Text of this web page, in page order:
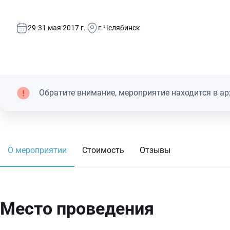
29-31 мая 2017 г. г.Челябинск
Обратите внимание, мероприятие находится в
О мероприятии Стоимость Отзывы
Место проведения